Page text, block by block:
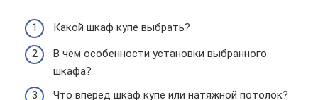
Какой шкаф купе выбрать?
В чём особенности установки выбранного
шкафа?
Что вперед шкаф купе или натяжной потолок?